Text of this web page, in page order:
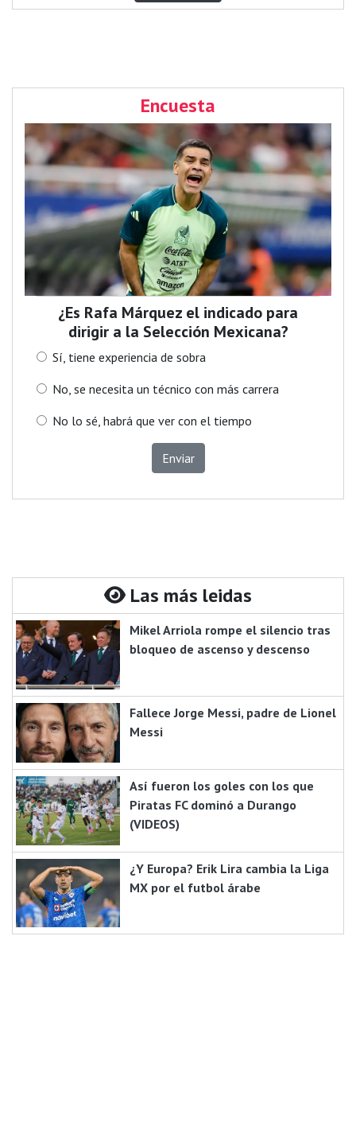
Encuesta
¿Es Rafa Márquez el indicado para
dirigir a la Selección Mexicana?
Sí, tiene experiencia de sobra
No, se necesita un técnico con más carrera
No lo sé, habrá que ver con el tiempo
Enviar
Las más leidas
Mikel Arriola rompe el silencio tras
bloqueo de ascenso y descenso
Fallece Jorge Messi, padre de Lionel
Messi
Así fueron los goles con los que
Piratas FC dominó a Durango
(VIDEOS)
¿Y Europa? Erik Lira cambia la Liga
MX por el futbol árabe